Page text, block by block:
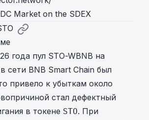
Market on the SDEX
года пул STO-WBNB на
сети BNB Smart Chain был
привело к убыткам около
стал дефектный
в токене STO. При